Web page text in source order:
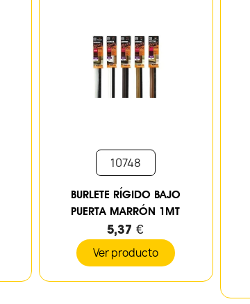
10748
BURLETE RÍGIDO BAJO
PUERTA MARRÓN 1MT
5,37 €
Ver producto